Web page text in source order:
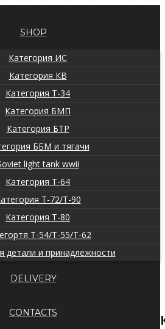
SHOP
Категория ИС
Категория КВ
Категория Т-34
Категория БМП
Категория БТР
ББМ и тягачи
light tank wwii
Категория T-64
T-72/T-90
Категория T-80
Т-54/Т-55/Т-62
детали и принадлежности
DELIVERY
CONTACTS